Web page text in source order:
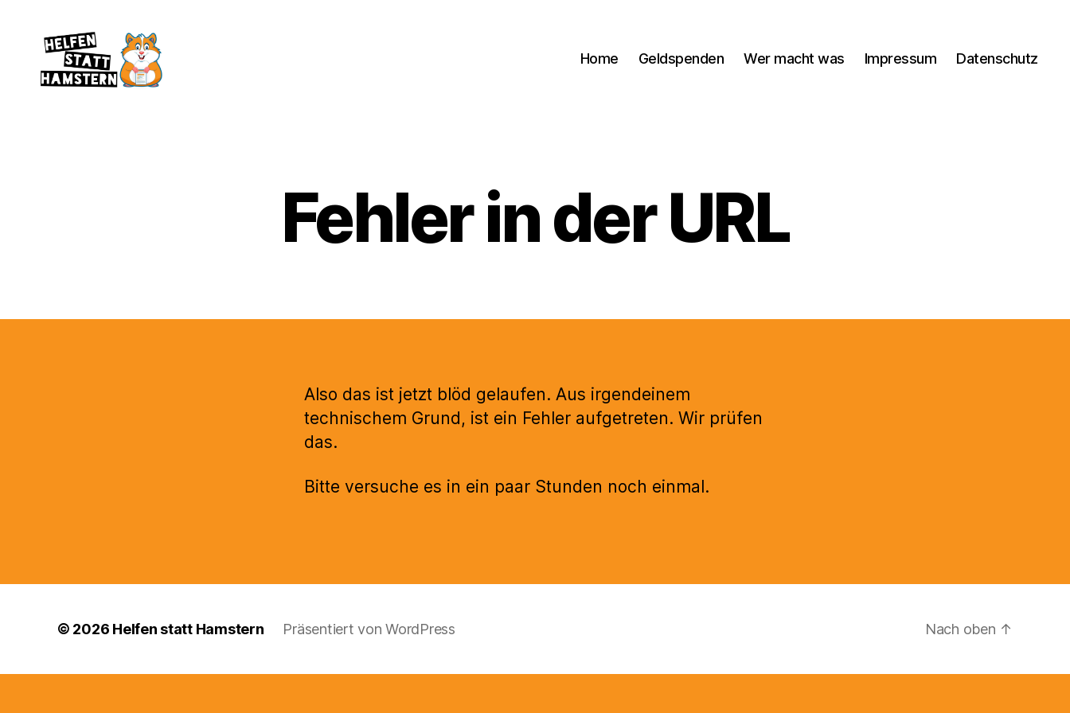
Home Geldspenden Wer macht was Impressum Datenschutz
Fehler in der URL
Also das ist jetzt blöd gelaufen. Aus irgendeinem
technischem Grund, ist ein Fehler aufgetreten. Wir prüfen
das.
Bitte versuche es in ein paar Stunden noch einmal.
© 2026 Helfen statt Hamstern Präsentiert von WordPress Nach oben ↑